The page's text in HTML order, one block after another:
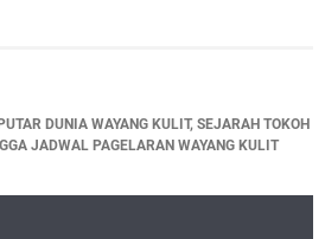
DUNIA WAYANG KULIT, SEJARAH TOKOH
JADWAL PAGELARAN WAYANG KULIT